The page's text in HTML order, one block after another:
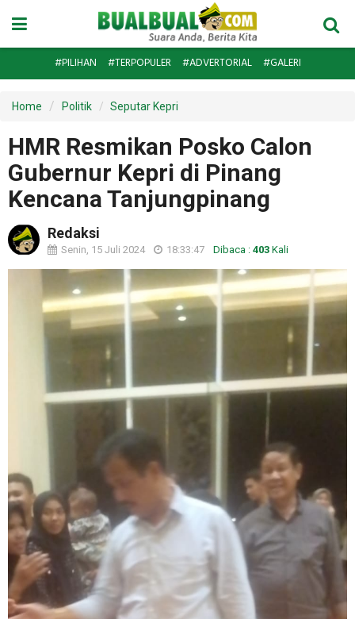
#PILIHAN #TERPOPULER #ADVERTORIAL #GALERI
Home Politik Seputar Kepri
HMR Resmikan Posko Calon
Gubernur Kepri di Pinang
Kencana Tanjungpinang
Redaksi
Senin, 15 Juli 2024 18:33:47 Dibaca : 403 Kali